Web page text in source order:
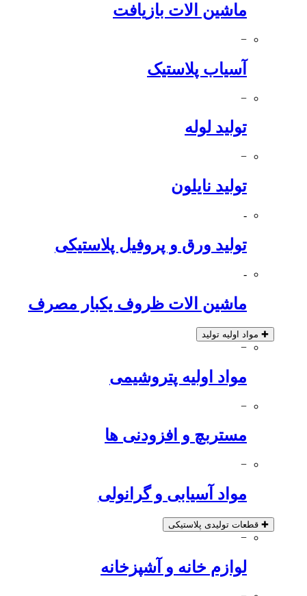
ماشین الات بازیافت
−
آسیاب پلاستیک
−
تولید لوله
−
تولید نایلون
-
تولید ورق و پروفیل پلاستیکی
-
ماشین الات ظروف یکبار مصرف
✚ مواد اولیه تولید
−
مواد اولیه پتروشیمی
−
مستربچ و افزودنی ها
−
مواد آسیابی و گرانولی
✚ قطعات تولیدی پلاستیکی
−
لوازم خانه و آشپزخانه